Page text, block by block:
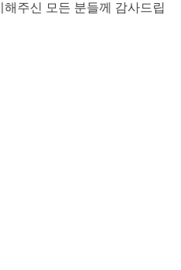
주신 모든 분들께 감사드립